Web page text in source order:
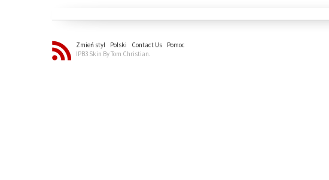
Zmień styl Polski Contact Us
Pomoc
IPB3 Skin By Tom Christian.